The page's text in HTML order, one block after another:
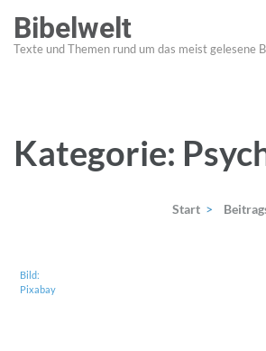
Inhalt
springen
Bibelwelt
Texte und Themen rund um das meist gelesene
Kategorie:
Start >
Bild:
Pixabay